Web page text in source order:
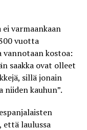
varmaankaan
vuotta
kostoa:
saakka ovat olleet
sillä jonain
niiden kauhun”.
että laulussa